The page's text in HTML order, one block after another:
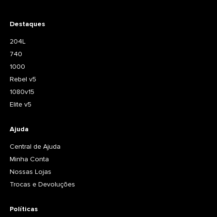
Destaques
204L
740
1000
Rebel v5
1080v15
Elite v5
Ajuda
Central de Ajuda
Minha Conta
Nossas Lojas
Trocas e Devoluções
Políticas